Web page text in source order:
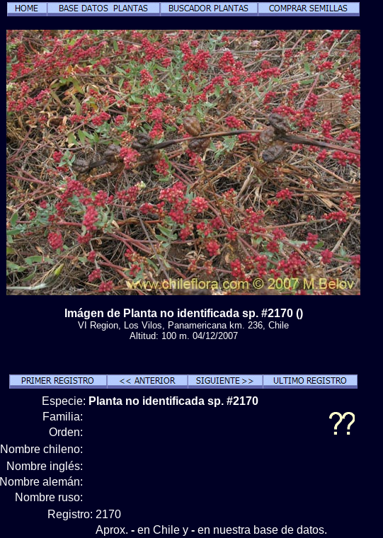
Imágen de Planta no identificada sp. #2170 ()
VI Region, Los Vilos, Panamericana km. 236, Chile
Altitud: 100 m. 04/12/2007
Especie: Planta no identificada sp. #2170
Familia:
Orden:
Nombre chileno:
Nombre inglés:
Nombre alemán:
Nombre ruso:
Registro: 2170
Aprox. - en Chile y - en nuestra base de datos.